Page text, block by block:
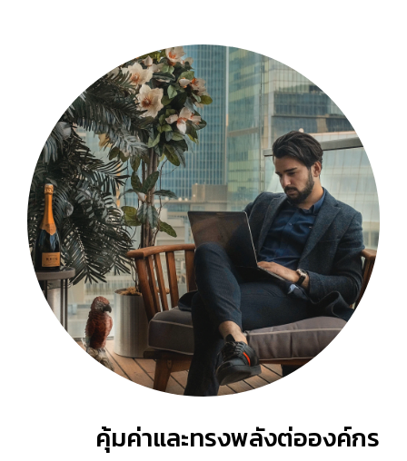
คุ้มค่าและทรงพลังต่อองค์กร